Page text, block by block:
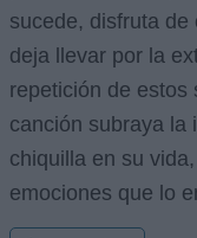
sucede, disfruta
deja llevar por la
repetición de estos
canción subraya la
chiquilla en su
emociones que lo